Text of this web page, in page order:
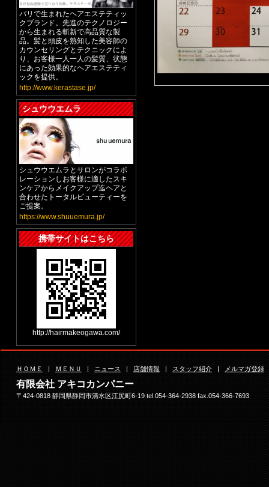
パリで生まれたヘアエステティッ
クブランド。先進のテクノロジー
から生まれる斬新で高品質な製
品。髪と頭皮を熟知した美容師の
カウンセリングとテクニックによ
り、お客様一人一人の髪質、状態
にあった効果的なヘアエステティ
ックを提供。
http://www.kerastase.jp/
シュウウエムラ
シュウウエムラとサロンがコラボ
レーションしお客様に適したスキ
ンケアからメイクアップ迄ヘアと
合わせたトータルビューティーを
ご提案。
https://www.shuuemura.jp/
携帯サイトはこちら
http://hairmakeogawa.com/
ＨＯＭＥ | ＭＥＮＵ | ニュース | 店舗情報 | スタッフ紹介 | メルマガ登録
有限会社 アキコカンパニー
〒424-0818 静岡県静岡市清水区江尻町6-19 tel.054-364-2938 fax.054-366-7693